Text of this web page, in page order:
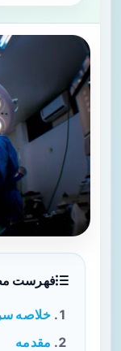
فهرست
خلاصه
مقدمه